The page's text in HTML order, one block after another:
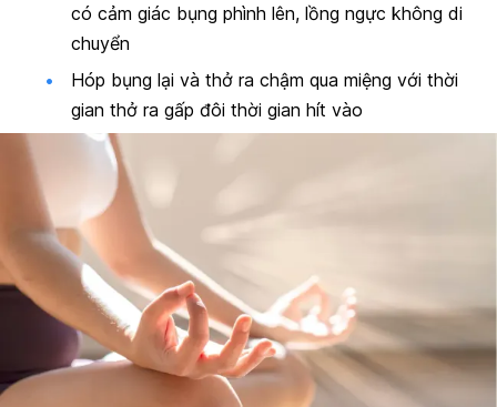
có cảm giác bụng phình lên, lồng ngực không di
chuyển
Hóp bụng lại và thở ra chậm qua miệng với thời
gian thở ra gấp đôi thời gian hít vào